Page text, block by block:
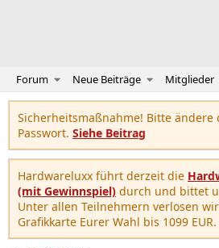
Forum Neue Beiträge Mitglieder
Sicherheitsmaßnahme! Bitte ändere
Passwort. Siehe Beitrag
Hardwareluxx führt derzeit die
(mit Gewinnspiel) durch und bittet
Unter allen Teilnehmern verlosen
Grafikkarte Eurer Wahl bis 1099 EUR.